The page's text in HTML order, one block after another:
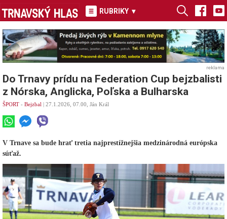
RUBRIKY ▾
reklama
Do Trnavy prídu na Federation Cup bejzbalisti
z Nórska, Anglicka, Poľska a Bulharska
ŠPORT - Bejzbal | 27.1.2026, 07.00, Ján Král
V Trnave sa bude hrať tretia najprestížnejšia medzinárodná európska
súťaž.